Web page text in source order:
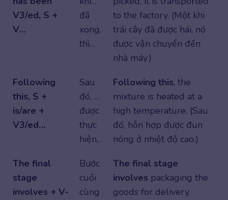
V3/ed, S +
V…
đã
xong,
thì…
to the factory. (Một khi
trái cây đã được hái, nó
được vận chuyển đến
nhà máy.)
Following
this, S +
is/are +
V3/ed…
Sau
đó, …
được
thực
hiện…
Following this, the
mixture is heated at a
high temperature. (Sau
đó, hỗn hợp được đun
nóng ở nhiệt độ cao.)
The final
stage
involves + V-
Bước
cuối
cùng
The final stage
involves packaging the
goods for delivery.